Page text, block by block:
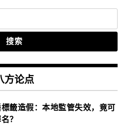
方论点
籤造假：本地監管失效，竟可
？